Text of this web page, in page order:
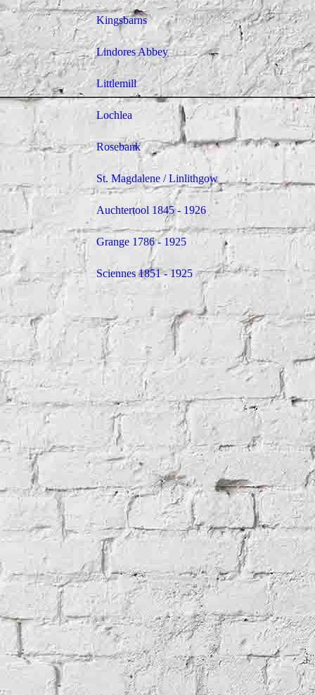
Kingsbarns
Lindores Abbey
Littlemill
Lochlea
Rosebank
St. Magdalene / Linlithgow
Auchtertool 1845 - 1926
Grange 1786 - 1925
Sciennes 1851 - 1925